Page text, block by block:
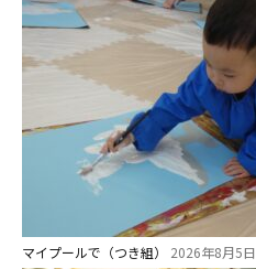
マイプールで（つき組） 2026年8月5日
お知らせ
今日の幼稚園
園児募集要項
教職員募集